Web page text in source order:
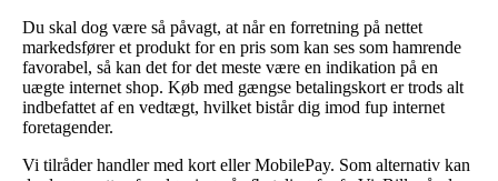
Du skal dog være så påvagt, at når en forretning på nettet
markedsfører et produkt for en pris som kan ses som hamrende
favorabel, så kan det for det meste være en indikation på en
uægte internet shop. Køb med gængse betalingskort er trods alt
indbefattet af en vedtægt, hvilket bistår dig imod fup internet
foretagender.
Vi tilråder handler med kort eller MobilePay. Som alternativ kan